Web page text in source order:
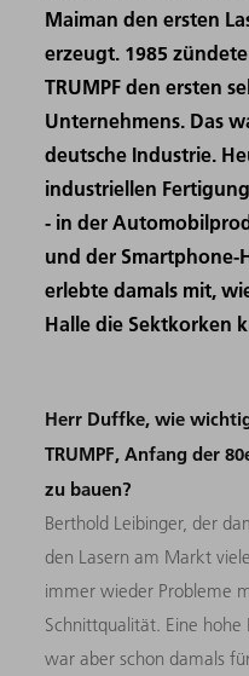
Maiman den ersten
erzeugt. 1985
TRUMPF den ersten
Unternehmens. Das
deutsche Industrie.
industriellen
- in der
und der Smartphone-
erlebte damals mit,
Halle die Sektkorken
Herr Duffke, wie
TRUMPF, Anfang der
zu bauen?
Berthold Leibinger, der
den Lasern am Markt
immer wieder Probleme
Schnittqualität. Eine hohe
war aber schon damals